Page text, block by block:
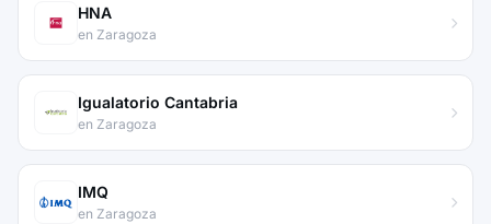
HNA
en Zaragoza
Igualatorio Cantabria
en Zaragoza
IMQ
en Zaragoza